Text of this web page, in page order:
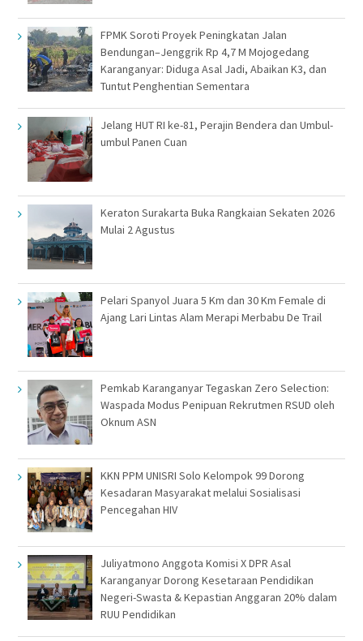
FPMK Soroti Proyek Peningkatan Jalan
Bendungan–Jenggrik Rp 4,7 M Mojogedang
Karanganyar: Diduga Asal Jadi, Abaikan K3, dan
Tuntut Penghentian Sementara
Jelang HUT RI ke-81, Perajin Bendera dan Umbul-
umbul Panen Cuan
Keraton Surakarta Buka Rangkaian Sekaten 2026
Mulai 2 Agustus
Pelari Spanyol Juara 5 Km dan 30 Km Female di
Ajang Lari Lintas Alam Merapi Merbabu De Trail
Pemkab Karanganyar Tegaskan Zero Selection:
Waspada Modus Penipuan Rekrutmen RSUD oleh
Oknum ASN
KKN PPM UNISRI Solo Kelompok 99 Dorong
Kesadaran Masyarakat melalui Sosialisasi
Pencegahan HIV
Juliyatmono Anggota Komisi X DPR Asal
Karanganyar Dorong Kesetaraan Pendidikan
Negeri-Swasta & Kepastian Anggaran 20% dalam
RUU Pendidikan